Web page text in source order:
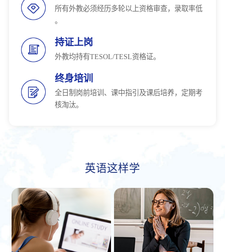
所有外教必须经历多轮以上资格审查，录取率低
。
持证上岗
外教均持有TESOL/TESL资格证。
终身培训
全日制岗前培训、课中指引及课后培养，定期考
核淘汰。
英语这样学